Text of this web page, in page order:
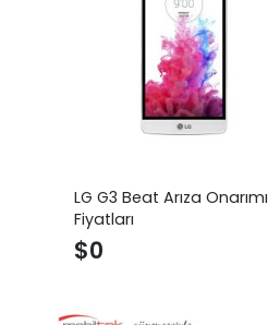
LG G3 Beat Arıza Onarımı
Fiyatları
$0